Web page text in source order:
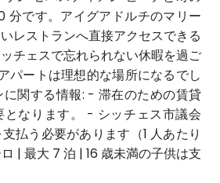
分です。アイグアドルチのマリー
レストランへ直接アクセスできる
チェスで忘れられない休暇を過ご
パートは理想的な場所になるでし
に関する情報: - 滞在のための賃貸
なります。 - シッチェス市議会
払う必要があります（1 人あたり
| 最大 7 泊 | 16 歳未満の子供は支